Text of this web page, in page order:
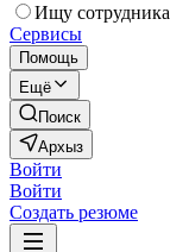
Ищу сотрудника
Сервисы
Помощь
Ещё
Поиск
Архыз
Войти
Войти
Создать резюме